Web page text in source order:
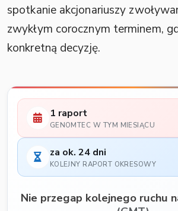
spotkanie akcjonariuszy
zwykłym corocznym terminem,
konkretną decyzję.
1 raport
GENOMTEC W TYM MIESIĄCU
za ok. 24 dni
KOLEJNY RAPORT OKRESOWY
Nie przegap kolejnego ruchu